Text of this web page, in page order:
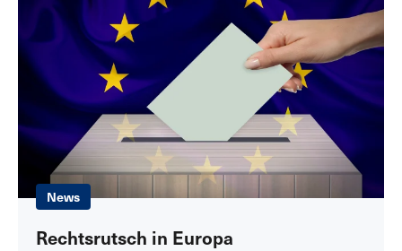
News
Rechtsrutsch in Europa